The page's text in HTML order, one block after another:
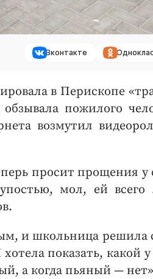
Вконтакте
в Перископе
пожилого
возмутил
просит прощения у
мол, ей
и школьница решила
показать, какой
а когда пьяный —